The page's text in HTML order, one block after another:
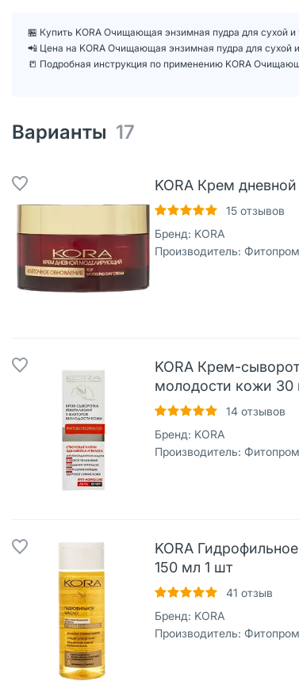
🏪 Купить KORA Очищающая энзимная пудра для сухой
📲 Цена на KORA Очищающая энзимная пудра для
📒 Подробная инструкция по применению KORA
Варианты 17
KORA Крем
15 отзывов
Бренд: KORA
Производитель:
KORA Крем-
молодости кожи 30
14 отзывов
Бренд: KORA
Производитель:
KORA
150 мл 1 шт
41 отзыв
Бренд: KORA
Производитель: